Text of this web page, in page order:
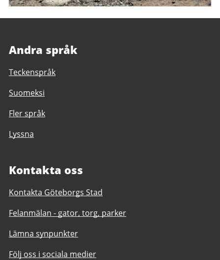
Andra språk
Teckenspråk
Suomeksi
Fler språk
Lyssna
Kontakta oss
Kontakta Göteborgs Stad
Felanmälan - gator, torg, parker
Lämna synpunkter
Följ oss i sociala medier